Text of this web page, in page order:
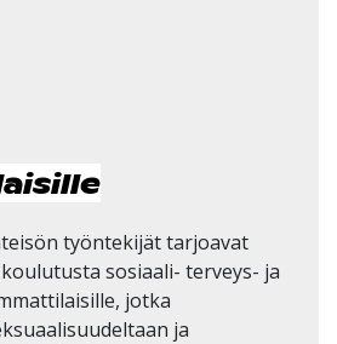
työntekijät tarjoavat
sosiaali- terveys- ja
jotka
ja